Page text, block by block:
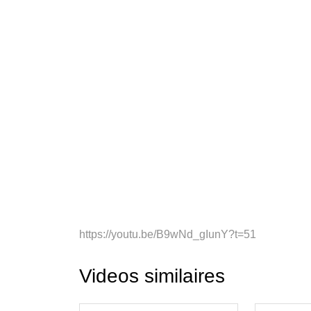
https://youtu.be/B9wNd_gIunY?t=51
Videos similaires